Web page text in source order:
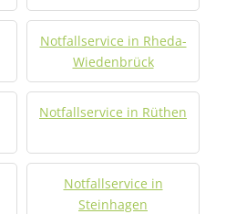
Notfallservice in Rheda-
Wiedenbrück
Notfallservice in Rüthen
Notfallservice in
Steinhagen